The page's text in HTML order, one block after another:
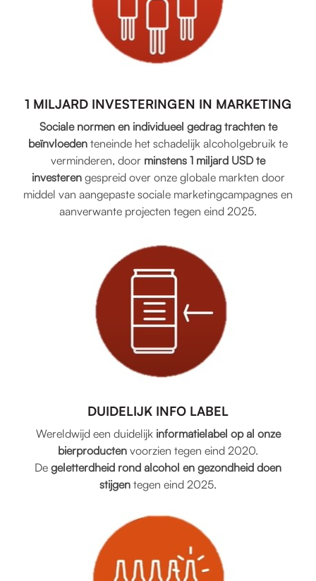
1 MILJARD INVESTERINGEN IN MARKETING
Sociale normen en individueel gedrag trachten te
beïnvloeden teneinde het schadelijk alcoholgebruik te
verminderen, door minstens 1 miljard USD te
investeren gespreid over onze globale markten door
middel van aangepaste sociale marketingcampagnes en
aanverwante projecten tegen eind 2025.
DUIDELIJK INFO LABEL
Wereldwijd een duidelijk informatielabel op al onze
bierproducten voorzien tegen eind 2020.
De geletterdheid rond alcohol en gezondheid doen
stijgen tegen eind 2025.